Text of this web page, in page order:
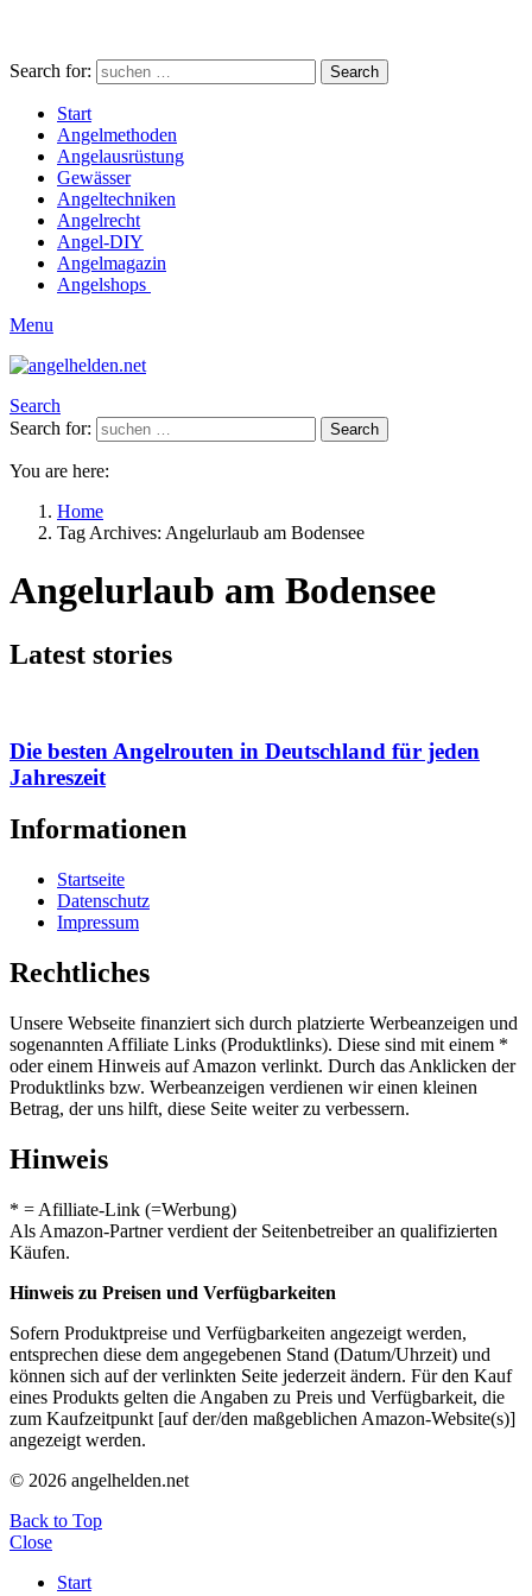
Search for: Search
Start
Angelmethoden
Angelausrüstung
Gewässer
Angeltechniken
Angelrecht
Angel-DIY
Angelmagazin
Angelshops
Menu
Search
Search for:
Search
You are here:
Home
Tag Archives: Angelurlaub am Bodensee
Angelurlaub am Bodensee
Latest stories
Die besten Angelrouten in Deutschland für jeden
Jahreszeit
Informationen
Startseite
Datenschutz
Impressum
Rechtliches
Unsere Webseite finanziert sich durch platzierte Werbeanzeigen und
sogenannten Affiliate Links (Produktlinks). Diese sind mit einem *
oder einem Hinweis auf Amazon verlinkt. Durch das Anklicken der
Produktlinks bzw. Werbeanzeigen verdienen wir einen kleinen
Betrag, der uns hilft, diese Seite weiter zu verbessern.
Hinweis
* = Afilliate-Link (=Werbung)
Als Amazon-Partner verdient der Seitenbetreiber an qualifizierten
Käufen.
Hinweis zu Preisen und Verfügbarkeiten
Sofern Produktpreise und Verfügbarkeiten angezeigt werden,
entsprechen diese dem angegebenen Stand (Datum/Uhrzeit) und
können sich auf der verlinkten Seite jederzeit ändern. Für den Kauf
eines Produkts gelten die Angaben zu Preis und Verfügbarkeit, die
zum Kaufzeitpunkt [auf der/den maßgeblichen Amazon-Website(s)]
angezeigt werden.
© 2026 angelhelden.net
Back to Top
Close
Start